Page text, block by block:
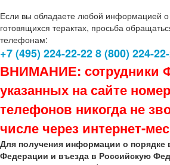
Если вы обладаете любой информацией
готовящихся терактах, просьба
телефонам:
+7 (495) 224-22-22 8 (800) 224-
ВНИМАНИЕ: сотрудники
указанных на сайте
телефонов никогда не
числе через интернет-
Для получения информации о порядке
Федерации и въезда в Российскую